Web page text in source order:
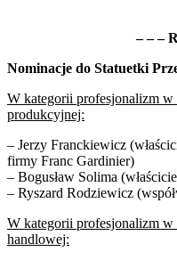
– – –
Nominacje do Statuetki
W kategorii profesjonalizm
produkcyjnej:
– Jerzy Franckiewicz
firmy Franc Gardinier)
– Bogusław Solima
– Ryszard Rodziewicz
W kategorii profesjonalizm
handlowej: